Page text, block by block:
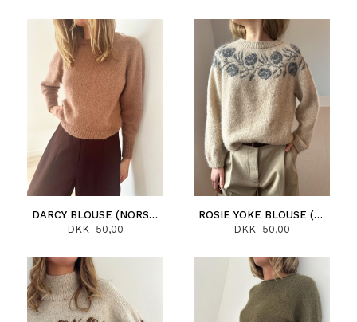
DARCY BLOUSE (NORSK)
DKK 50,00
ROSIE YOKE BLOUSE (NORSK)
DKK 50,00